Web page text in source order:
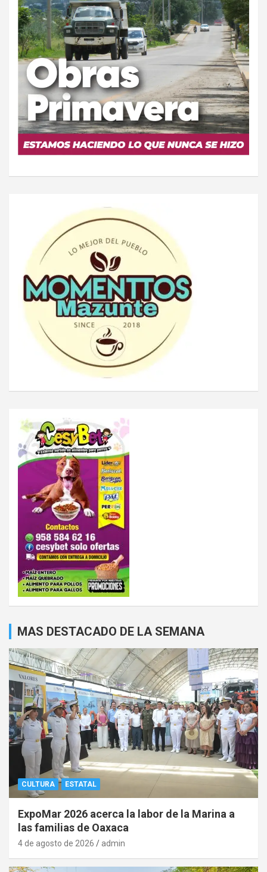
MAS DESTACADO DE LA SEMANA
CULTURA ESTATAL
ExpoMar 2026 acerca la labor de la Marina a
las familias de Oaxaca
4 de agosto de 2026 admin